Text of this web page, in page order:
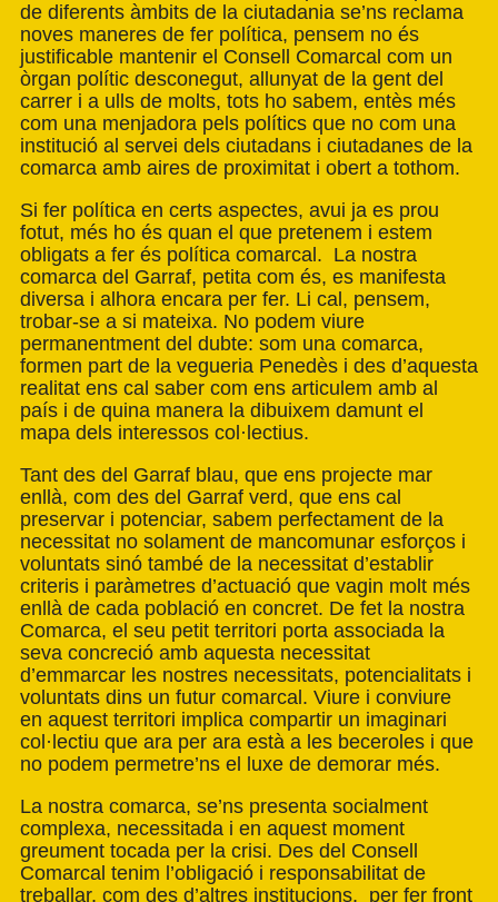
de diferents àmbits de la ciutadania se’ns reclama
noves maneres de fer política, pensem no és
justificable mantenir el Consell Comarcal com un
òrgan polític desconegut, allunyat de la gent del
carrer i a ulls de molts, tots ho sabem, entès més
com una menjadora pels polítics que no com una
institució al servei dels ciutadans i ciutadanes de la
comarca amb aires de proximitat i obert a tothom.
Si fer política en certs aspectes, avui ja es prou
fotut, més ho és quan el que pretenem i estem
obligats a fer és política comarcal. La nostra
comarca del Garraf, petita com és, es manifesta
diversa i alhora encara per fer. Li cal, pensem,
trobar-se a si mateixa. No podem viure
permanentment del dubte: som una comarca,
formen part de la vegueria Penedès i des d’aquesta
realitat ens cal saber com ens articulem amb al
país i de quina manera la dibuixem damunt el
mapa dels interessos col·lectius.
Tant des del Garraf blau, que ens projecte mar
enllà, com des del Garraf verd, que ens cal
preservar i potenciar, sabem perfectament de la
necessitat no solament de mancomunar esforços i
voluntats sinó també de la necessitat d’establir
criteris i paràmetres d’actuació que vagin molt més
enllà de cada població en concret. De fet la nostra
Comarca, el seu petit territori porta associada la
seva concreció amb aquesta necessitat
d’emmarcar les nostres necessitats, potencialitats i
voluntats dins un futur comarcal. Viure i conviure
en aquest territori implica compartir un imaginari
col·lectiu que ara per ara està a les beceroles i que
no podem permetre’ns el luxe de demorar més.
La nostra comarca, se’ns presenta socialment
complexa, necessitada i en aquest moment
greument tocada per la crisi. Des del Consell
Comarcal tenim l’obligació i responsabilitat de
treballar, com des d’altres institucions, per fer front